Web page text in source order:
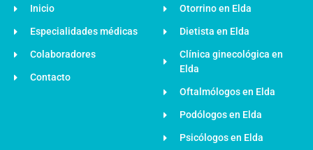
Inicio
Especialidades médicas
Colaboradores
Contacto
Otorrino en Elda
Dietista en Elda
Clínica ginecológica en
Elda
Oftalmólogos en Elda
Podólogos en Elda
Psicólogos en Elda